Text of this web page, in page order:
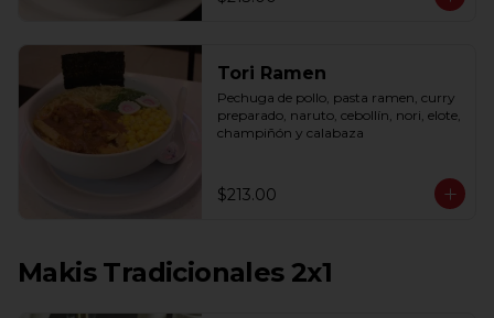
Tori Ramen
Pechuga de pollo, pasta ramen, curry
preparado, naruto, cebollín, nori, elote,
champiñón y calabaza
$213.00
Makis Tradicionales 2x1